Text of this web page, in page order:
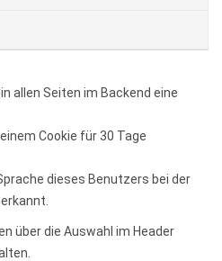
allen Seiten im Backend eine
Cookie für 30 Tage
dieses Benutzers bei der
über die Auswahl im Header